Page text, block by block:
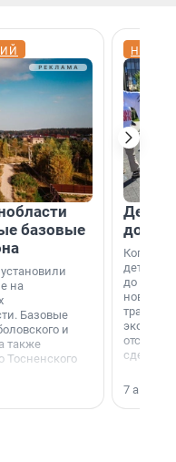
базовые
на
Базовые
и
также
Тосненского
Когда-
дети
до
новости
сделали
7